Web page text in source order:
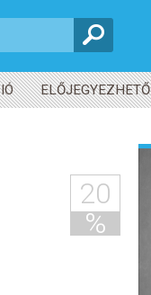
ELŐJEGYEZHETŐ
20
%